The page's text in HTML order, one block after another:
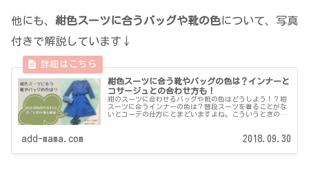
他にも、 紺色スーツに合うバッグや靴の色について、写真
付きで解説しています↓
紺色スーツに合う靴やバッグの色は？インナーと
コサージュとの合わせ方も！
紺のスーツに合わせるバッグや靴の色はどうしよう！？紺
スーツに合うインナーの色は？普段スーツを着ることがな
いとコーデの仕方にとまどいますよね。こういうときのた
add-mama.com 2018.09.30